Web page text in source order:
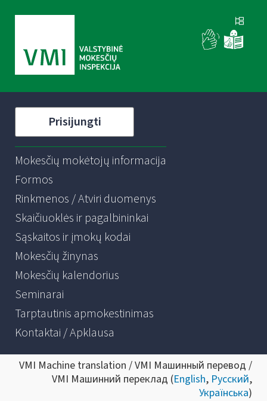
Prisijungti
Mokesčių mokėtojų informacija
Formos
Rinkmenos / Atviri duomenys
Skaičiuoklės ir pagalbininkai
Sąskaitos ir įmokų kodai
Mokesčių žinynas
Mokesčių kalendorius
Seminarai
Tarptautinis apmokestinimas
Kontaktai / Apklausa
VMI Machine translation / VMI Машинный перевод /
VMI Машинний переклад (English, Русский,
Українська)